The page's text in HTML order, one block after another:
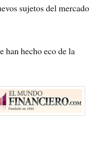
sujetos del mercado
han hecho eco de la